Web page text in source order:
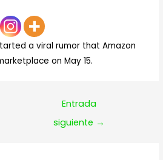
a viral rumor that Amazon
on May 15.
Entrada
siguiente →